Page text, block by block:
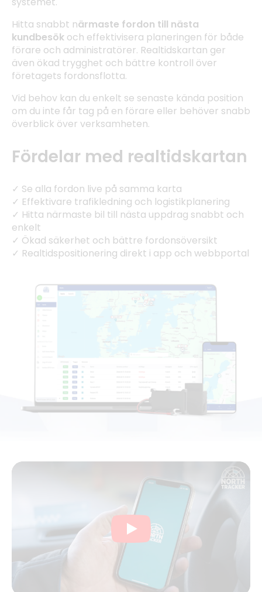
Hitta snabbt närmaste fordon till nästa
kundbesök och effektivisera planeringen för både
förare och administratörer. Realtidskartan ger
även ökad trygghet och bättre kontroll över
företagets fordonsflotta.
Vid behov kan du enkelt se senaste kända position
om du inte får tag på en förare eller behöver snabb
överblick över verksamheten.
Fördelar med realtidskartan
✓ Se alla fordon live på samma karta
✓ Effektivare trafikledning och logistikplanering
✓ Hitta närmaste bil till nästa uppdrag snabbt och
enkelt
✓ Ökad säkerhet och bättre fordonsöversikt
✓ Realtidspositionering direkt i app och webbportal
Play